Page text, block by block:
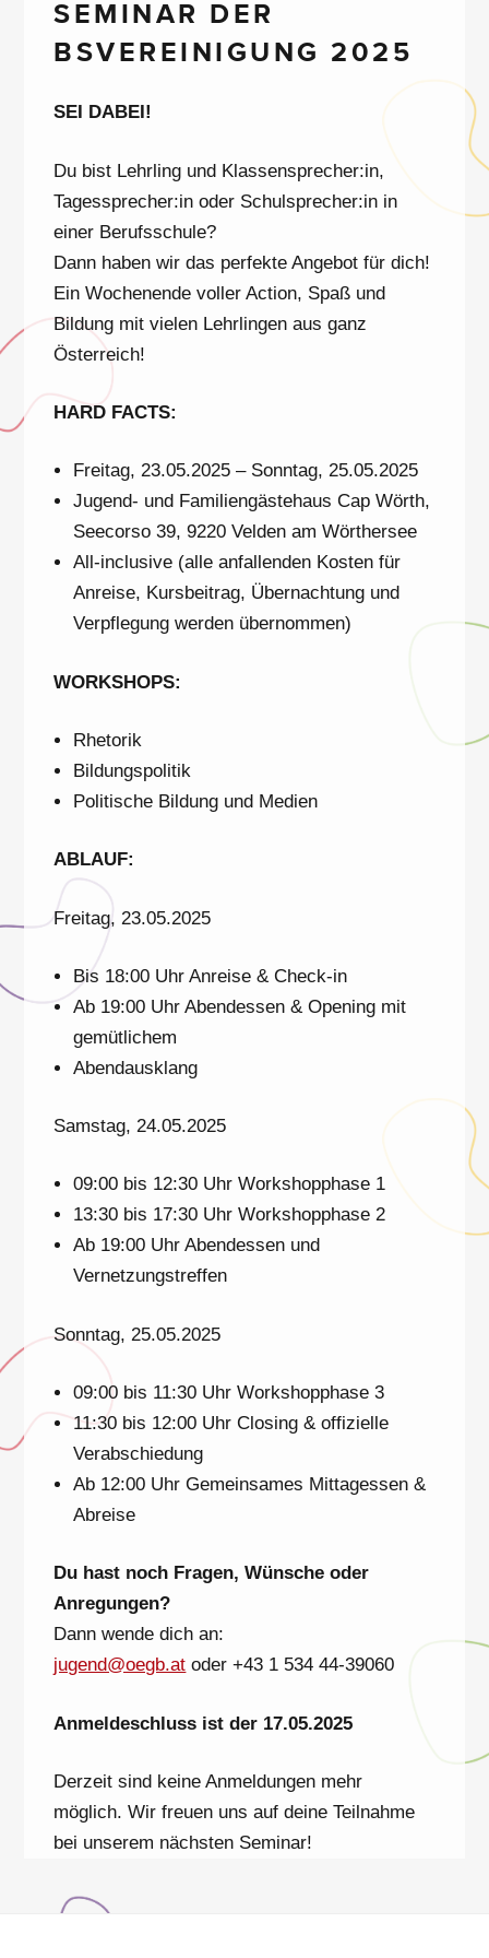
SEMINAR DER
BSVEREINIGUNG 2025
SEI DABEI!
Du bist Lehrling und Klassensprecher:in,
Tagessprecher:in oder Schulsprecher:in in
einer Berufsschule?
Dann haben wir das perfekte Angebot für dich!
Ein Wochenende voller Action, Spaß und
Bildung mit vielen Lehrlingen aus ganz
Österreich!
HARD FACTS:
Freitag, 23.05.2025 – Sonntag, 25.05.2025
Jugend- und Familiengästehaus Cap Wörth,
Seecorso 39, 9220 Velden am Wörthersee
All-inclusive (alle anfallenden Kosten für
Anreise, Kursbeitrag, Übernachtung und
Verpflegung werden übernommen)
WORKSHOPS:
Rhetorik
Bildungspolitik
Politische Bildung und Medien
ABLAUF:
Freitag, 23.05.2025
Bis 18:00 Uhr Anreise & Check-in
Ab 19:00 Uhr Abendessen & Opening mit
gemütlichem
Abendausklang
Samstag, 24.05.2025
09:00 bis 12:30 Uhr Workshopphase 1
13:30 bis 17:30 Uhr Workshopphase 2
Ab 19:00 Uhr Abendessen und
Vernetzungstreffen
Sonntag, 25.05.2025
09:00 bis 11:30 Uhr Workshopphase 3
11:30 bis 12:00 Uhr Closing & offizielle
Verabschiedung
Ab 12:00 Uhr Gemeinsames Mittagessen &
Abreise
Du hast noch Fragen, Wünsche oder
Anregungen?
Dann wende dich an:
jugend@oegb.at oder +43 1 534 44-39060
Anmeldeschluss ist der 17.05.2025
Derzeit sind keine Anmeldungen mehr
möglich. Wir freuen uns auf deine Teilnahme
bei unserem nächsten Seminar!